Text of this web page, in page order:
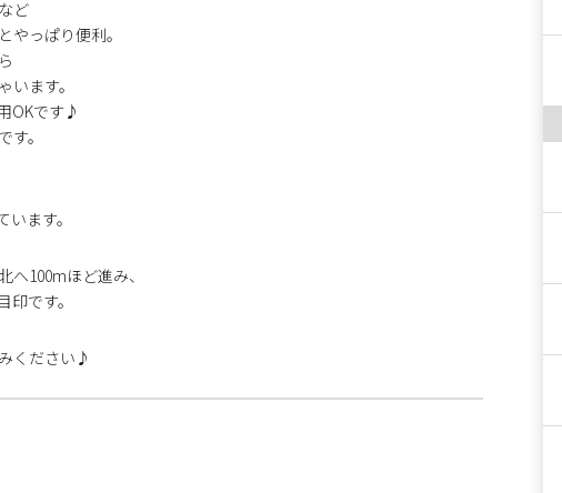
ど
っぱり便利。
ます。
OKです♪
。
ます。
100mほど進み、
です。
ください♪